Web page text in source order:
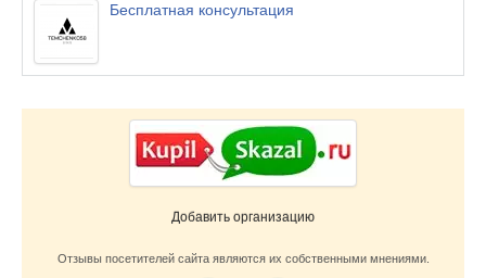
Бесплатная консультация
Добавить организацию
Отзывы посетителей сайта являются их собственными мнениями.